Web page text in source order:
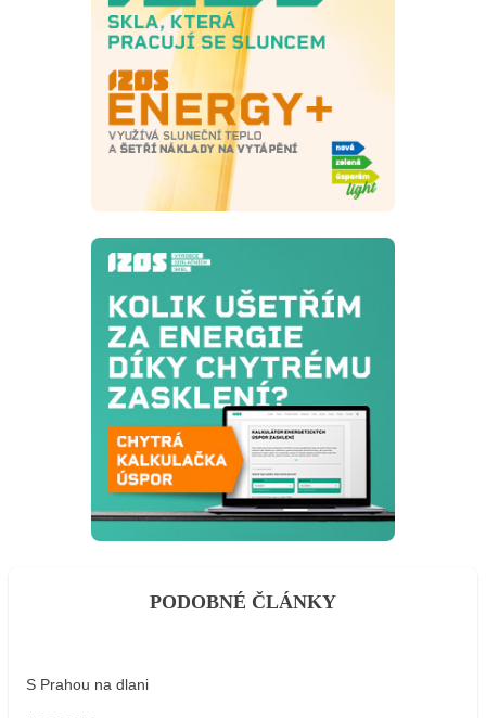
PODOBNÉ ČLÁNKY
S Prahou na dlani